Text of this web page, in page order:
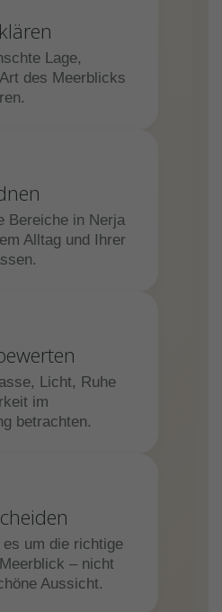
Lage,
des Meerblicks
Bereiche in Nerja
Alltag und Ihrer
Licht, Ruhe
im
betrachten.
um die richtige
– nicht
Aussicht.